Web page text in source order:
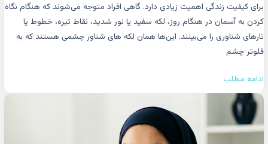
برای کیفیت زندگی اهمیت زیادی دارد. گاهی افراد متوجه می‌شوند که هنگام نگاه
کردن به آسمان در هنگام روز، لکه سفید یا نور شدید، نقاط تیره، خطوط یا
تارهای شناوری را می‌بینند. این‌ها همان لکه های شناور چشمی هستند که به
فلوتر چشم
ادامه مطلب
پف
زیر
چشم؛